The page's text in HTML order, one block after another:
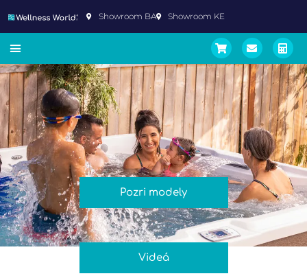
Showroom BA Showroom KE
Pozri modely
Videá